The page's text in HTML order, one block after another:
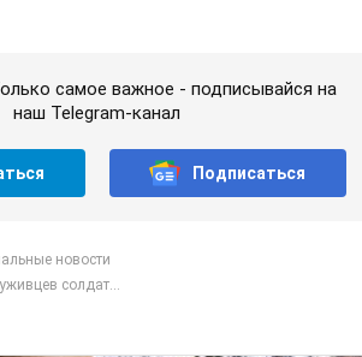
самое важное - подписывайся на
наш Telegram-канал
Подписаться
новости
солдат...